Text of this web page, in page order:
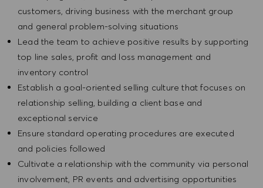
customers, driving business with the merchant group
and general problem-solving situations
Lead the team to achieve positive results by supporting
top line sales, profit and loss management and
inventory control
Establish a goal-oriented selling culture that focuses on
relationship selling, building a client base and
exceptional service
Ensure standard operating procedures are executed
and policies followed
Cultivate a relationship with the community via personal
involvement, PR events and advertising opportunities